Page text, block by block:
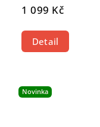
1 099 Kč
Detail
Novinka